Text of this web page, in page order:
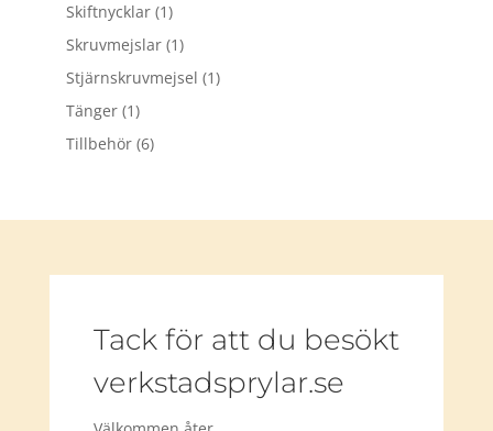
Skiftnycklar (1)
Skruvmejslar (1)
Stjärnskruvmejsel (1)
Tänger (1)
Tillbehör (6)
Tack för att du besökt
verkstadsprylar.se